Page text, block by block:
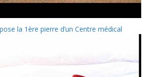
la 1ère pierre d’un Centre médical